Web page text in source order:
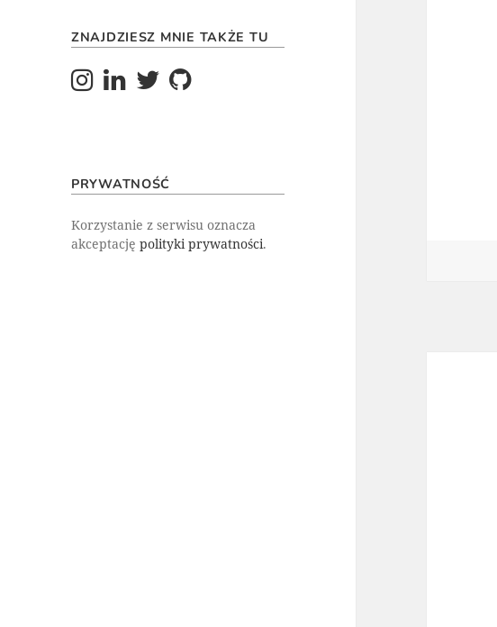
ZNAJDZIESZ MNIE TAKŻE TU
PRYWATNOŚĆ
Korzystanie z serwisu oznacza
akceptacjępolityki prywatności.